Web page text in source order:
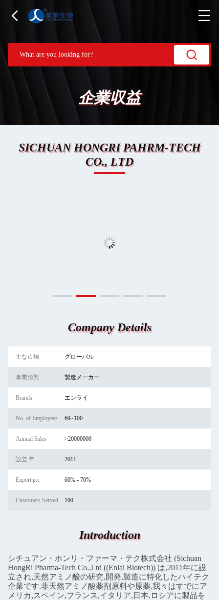
企業収益
SICHUAN HONGRI PAHRM-TECH
CO., LTD
Company Details
主な市場 グローバル
事業形態 製造メーカー
Brands エンライ
No. of Employees 60~100
Annual Sales >20000000
設立 年 2011
Export p.c 60% - 70%
Customers Served 100
Introduction
シチュアン・ホンリ・ファーマ・テク株式会社 (Sichuan
HongRi Pharma-Tech Co.,Ltd ((Enlai Biotech)) は,2011年に設
立され,天然アミノ酸の研究,開発,製造に特化したハイテク
企業です.非天然アミノ酸薬剤原料や原薬.我々はすでにア
メリカ,スペイン,フランス,イタリア,日本,ロシアに製品を